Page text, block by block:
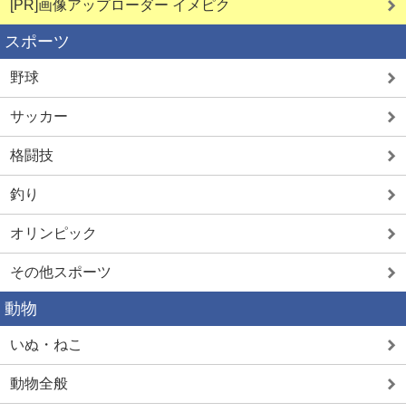
[PR]画像アップローダー イメピク
スポーツ
野球
サッカー
格闘技
釣り
オリンピック
その他スポーツ
動物
いぬ・ねこ
動物全般